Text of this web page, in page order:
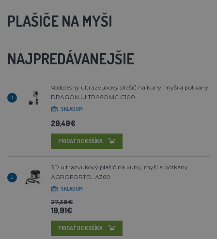
PLAŠIČE NA MYŠI
NAJPREDÁVANEJŠIE
1
Vodotesný ultrazvukový plašič na kuny, myši a potkany
DRAGON ULTRASONIC C100
SKLADOM
29,49€
PRIDAŤ DO KOŠÍKA
2
3D ultrazvukový plašič na kuny, myši a potkany
AGROFORTEL A360
SKLADOM
27,38€
19,91€
PRIDAŤ DO KOŠÍKA